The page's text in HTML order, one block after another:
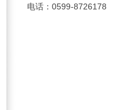
电话：0599-8726178